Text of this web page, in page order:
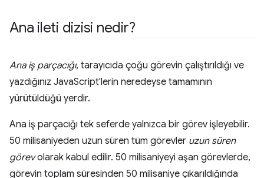
Ana ileti dizisi nedir?
Ana iş parçacığı, tarayıcıda çoğu görevin çalıştırıldığı ve
yazdığınız JavaScript'lerin neredeyse tamamının
yürütüldüğü yerdir.
Ana iş parçacığı tek seferde yalnızca bir görev işleyebilir.
50 milisaniyeden uzun süren tüm görevler uzun süren
görevolarak kabul edilir. 50 milisaniyeyi aşan görevlerde,
görevin toplam süresinden 50 milisaniye çıkarıldığında